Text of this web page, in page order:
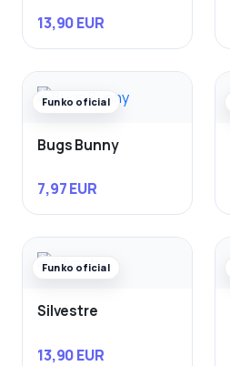
13,90 EUR
Funko oficial
Bugs Bunny
7,97 EUR
Funko oficial
Silvestre
13,90 EUR